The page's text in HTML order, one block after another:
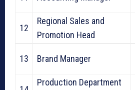
12
Regional Sales and
Promotion Head
13 Brand Manager
Production Department